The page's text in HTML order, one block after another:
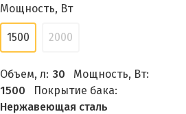
Мощность, Вт
1500 2000
Объем, л: 30
Мощность, Вт:
1500
Покрытие бака:
Нержавеющая сталь